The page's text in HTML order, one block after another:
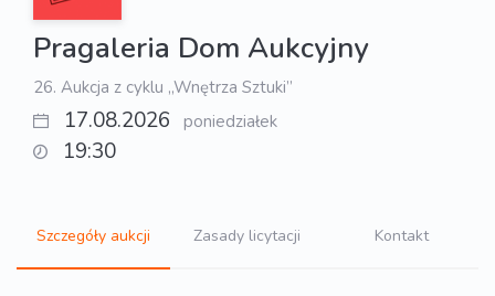
Pragaleria Dom Aukcyjny
26. Aukcja z cyklu „Wnętrza Sztuki”
17.08.2026 poniedziałek
19:30
Szczegóły aukcji Zasady licytacji Kontakt